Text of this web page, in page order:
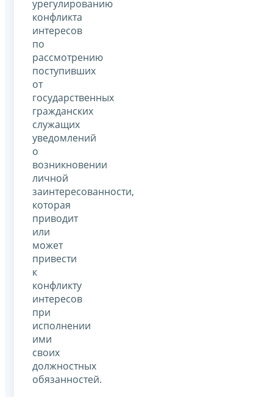
урегулированию
конфликта
интересов
по
рассмотрению
поступивших
от
государственных
гражданских
служащих
уведомлений
о
возникновении
личной
заинтересованности,
которая
приводит
или
может
привести
к
конфликту
интересов
при
исполнении
ими
своих
должностных
обязанностей.